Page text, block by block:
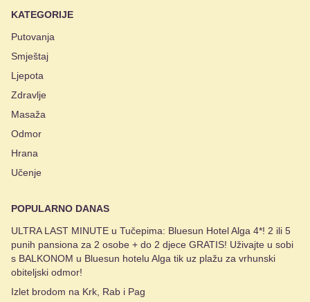
KATEGORIJE
Putovanja
Smještaj
Ljepota
Zdravlje
Masaža
Odmor
Hrana
Učenje
POPULARNO DANAS
ULTRA LAST MINUTE u Tučepima: Bluesun Hotel Alga 4*! 2 ili 5
punih pansiona za 2 osobe + do 2 djece GRATIS! Uživajte u sobi
s BALKONOM u Bluesun hotelu Alga tik uz plažu za vrhunski
obiteljski odmor!
Izlet brodom na Krk, Rab i Pag